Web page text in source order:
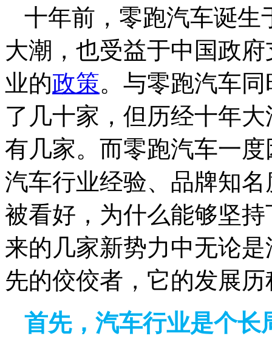
十年前，零跑汽车诞生
大潮，也受益于中国政
业的政策。与零跑汽车
了几十家，但历经十年
有几家。而零跑汽车一
汽车行业经验、品牌知
被看好，为什么能够坚
来的几家新势力中无论
先的佼佼者，它的发展
首先，汽车行业是个长